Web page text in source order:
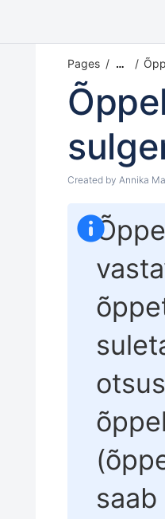
Pages …
Created by Annika